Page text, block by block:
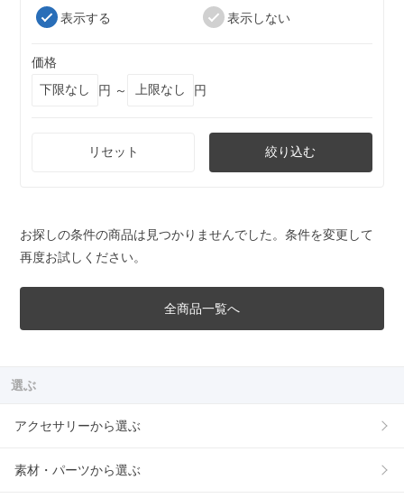
表示する
表示しない
価格
円 ～
円
リセット 絞り込む
お探しの条件の商品は見つかりませんでした。条件を変更して
再度お試しください。
全商品一覧へ
選ぶ
アクセサリーから選ぶ
素材・パーツから選ぶ